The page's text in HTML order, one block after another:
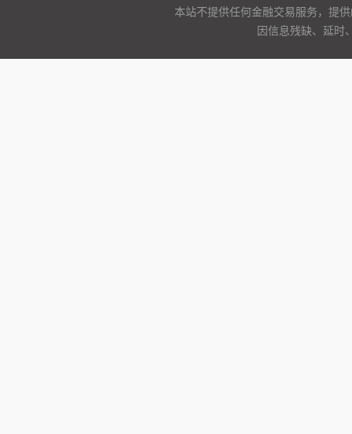
本站不提供任何金融交易服务，提
因信息残缺、延时